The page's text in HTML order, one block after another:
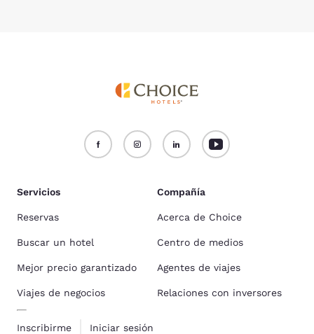
Servicios
Reservas
Buscar un hotel
Mejor precio garantizado
Viajes de negocios
Inscribirme Iniciar sesión
Compañía
Acerca de Choice
Centro de medios
Agentes de viajes
Relaciones con inversores